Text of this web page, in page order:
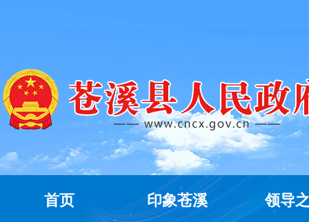
首页 印象苍溪 领导